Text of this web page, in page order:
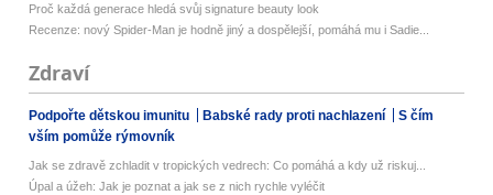
Proč každá generace hledá svůj signature beauty look
Recenze: nový Spider-Man je hodně jiný a dospělejší, pomáhá mu i Sadie...
Zdraví
Podpořte dětskou imunitu Babské rady proti nachlazení
S čím
vším pomůže rýmovník
Jak se zdravě zchladit v tropických vedrech: Co pomáhá a kdy už riskuj...
Úpal a úžeh: Jak je poznat a jak se z nich rychle vyléčit